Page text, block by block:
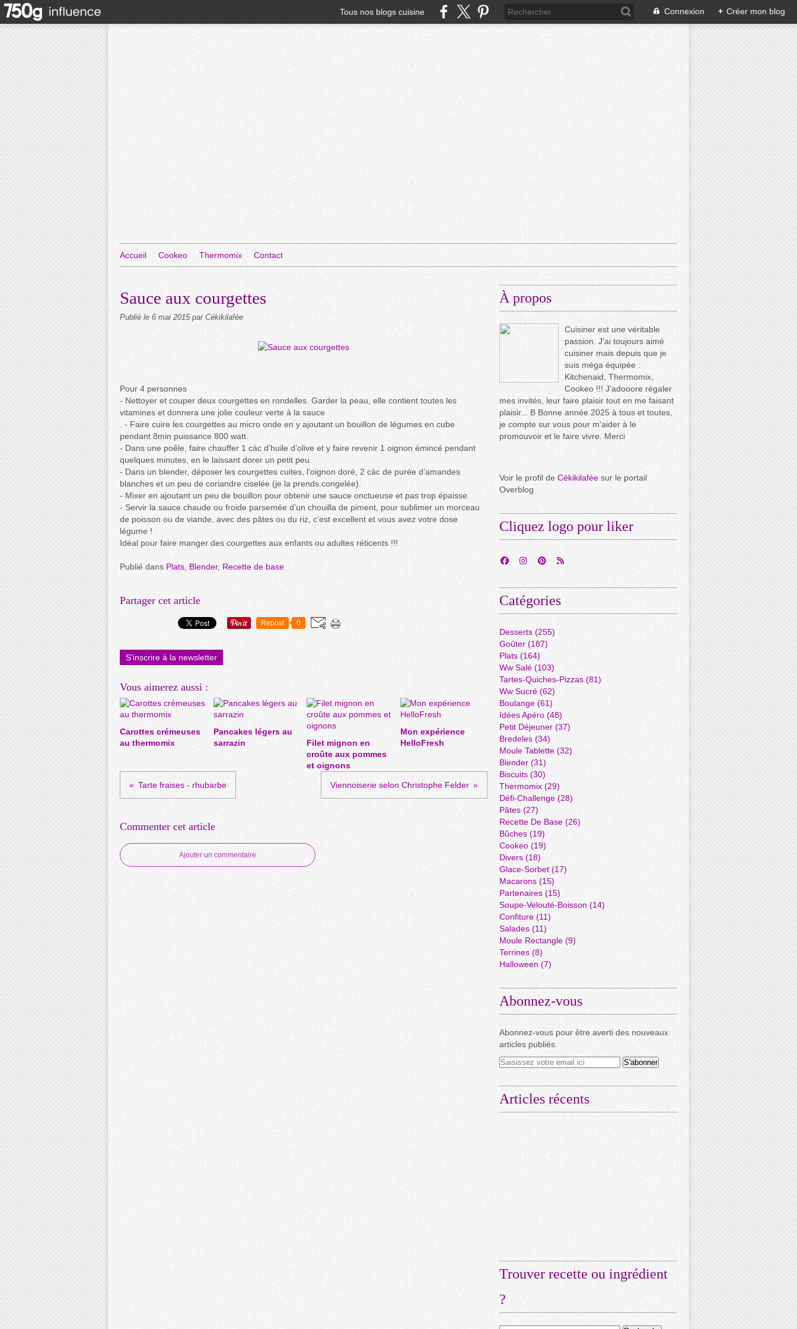
Tous nos blogs cuisine Connexion + Créer mon blog
Accueil Cookeo Thermomix Contact
Sauce aux courgettes
Publié le 6 mai 2015 par Cékikilafée
Pour 4 personnes
- Nettoyer et couper deux courgettes en rondelles. Garder la peau, elle contient toutes les
vitamines et donnera une jolie couleur verte à la sauce
. - Faire cuire les courgettes au micro onde en y ajoutant un bouillon de légumes en cube
pendant 8min puissance 800 watt.
- Dans une poêle, faire chauffer 1 càc d’huile d’olive et y faire revenir 1 oignon émincé pendant
quelques minutes, en le laissant dorer un petit peu.
- Dans un blender, déposer les courgettes cuites, l’oignon doré, 2 càc de purée d’amandes
blanches et un peu de coriandre ciselée (je la prends congelée).
- Mixer en ajoutant un peu de bouillon pour obtenir une sauce onctueuse et pas trop épaisse.
- Servir la sauce chaude ou froide parsemée d’un chouilla de piment, pour sublimer un morceau
de poisson ou de viande, avec des pâtes ou du riz, c’est excellent et vous avez votre dose
légume !
Idéal pour faire manger des courgettes aux enfants ou adultes réticents !!!
Publié dans Plats Blender, Recette de base
Partager cet article
Repost 0
S'inscrire à la newsletter
Vous aimerez aussi :
Carottes crémeuses
au thermomix
Pancakes légers au
sarrazin
Filet mignon en
croûte aux pommes
et oignons
Mon expérience
HelloFresh
Tarte fraises - rhubarbe Viennoiserie selon Christophe Felder
Commenter cet article
Ajouter un commentaire
À propos
Cuisiner est une véritable
passion. J'ai toujours aimé
cuisiner mais depuis que je
suis méga équipée :
Kitchenaid, Thermomix,
Cookeo !!! J’adooore régaler
mes invités, leur faire plaisir tout en me faisant
plaisir... B Bonne année 2025 à tous et toutes,
je compte sur vous pour m'aider à le
promouvoir et le faire vivre. Merci
Voir le profil de Cékikilafée sur le portail
Overblog
Cliquez logo pour liker
Catégories
Desserts (255)
Goûter (187)
Plats (164)
Ww Salé (103)
Tartes-Quiches-Pizzas (81)
Ww Sucré (62)
Boulange (61)
Idées Apéro (48)
Petit Déjeuner (37)
Bredeles (34)
Moule Tablette (32)
Blender (31)
Biscuits (30)
Thermomix (29)
Défi-Challenge (28)
Pâtes (27)
Recette De Base (26)
Bûches (19)
Cookeo (19)
Divers (18)
Glace-Sorbet(17)
Macarons (15)
Partenaires (15)
Soupe-Velouté-Boisson (14)
Confiture (11)
Salades (11)
Moule Rectangle (9)
Terrines (8)
Halloween (7)
Abonnez-vous
Abonnez-vous pour être averti des nouveaux
articles publiés.
Articles récents
Trouver recette ou ingrédient
?